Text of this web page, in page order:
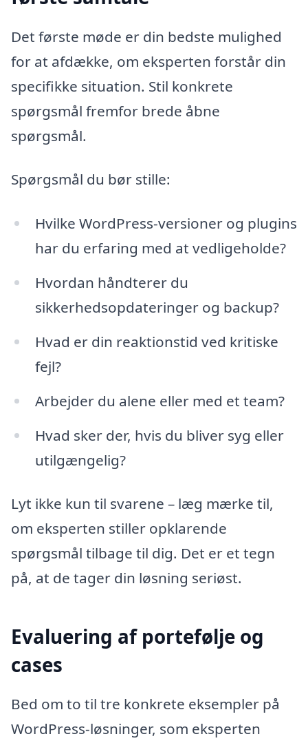
Det første møde er din bedste mulighed
for at afdække, om eksperten forstår din
specifikke situation. Stil konkrete
spørgsmål fremfor brede åbne
spørgsmål.
Spørgsmål du bør stille:
Hvilke WordPress-versioner og plugins
har du erfaring med at vedligeholde?
Hvordan håndterer du
sikkerhedsopdateringer og backup?
Hvad er din reaktionstid ved kritiske
fejl?
Arbejder du alene eller med et team?
Hvad sker der, hvis du bliver syg eller
utilgængelig?
Lyt ikke kun til svarene – læg mærke til,
om eksperten stiller opklarende
spørgsmål tilbage til dig. Det er et tegn
på, at de tager din løsning seriøst.
Evaluering af portefølje og
cases
Bed om to til tre konkrete eksempler på
WordPress-løsninger, som eksperten